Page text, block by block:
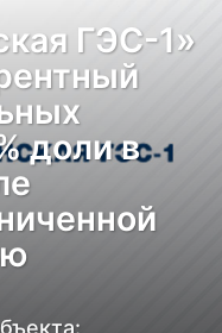
ГЭС-1»
доли в